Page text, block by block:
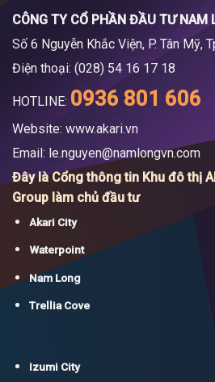
CÔNG TY CỔ PHẦN ĐẦU TƯ NAM
Số 6 Nguyễn Khắc Viện, P. Tân Mỹ,
Điện thoại: (028) 54 16 17 18
HOTLINE: 0936 801 606
Website: www.akari.vn
Email: le.nguyen@namlongvn.com
Đây là Cổng thông tin Khu đô thị
Group làm chủ đầu tư
Akari City
Waterpoint
Nam Long
Trellia Cove
Izumi City